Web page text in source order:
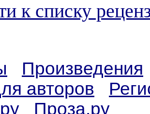
к списку
Произведения
авторов
Проза.ру